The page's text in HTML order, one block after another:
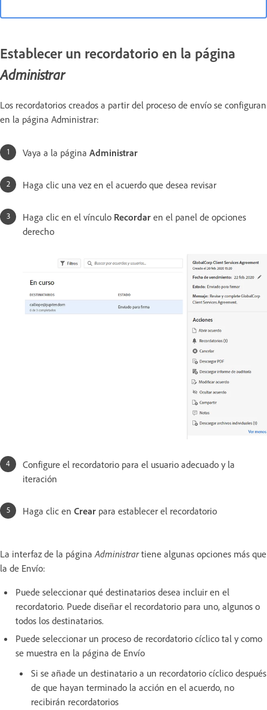
Establecer un recordatorio en la página
Administrar
Los recordatorios creados a partir del proceso de envío se configuran
en la página Administrar:
Vaya a la página Administrar
Haga clic una vez en el acuerdo que desea revisar
Haga clic en el vínculo Recordar en el panel de opciones
derecho
Configure el recordatorio para el usuario adecuado y la
iteración
Haga clic en Crear para establecer el recordatorio
La interfaz de la páginaAdministrartiene algunas opciones más que
la de Envío:
Puede seleccionar qué destinatarios desea incluir en el
recordatorio. Puede diseñar el recordatorio para uno, algunos o
todos los destinatarios.
Puede seleccionar un proceso de recordatorio cíclico tal y como
se muestra en la página de Envío
Si se añade un destinatario a un recordatorio cíclico después
de que hayan terminado la acción en el acuerdo, no
recibirán recordatorios